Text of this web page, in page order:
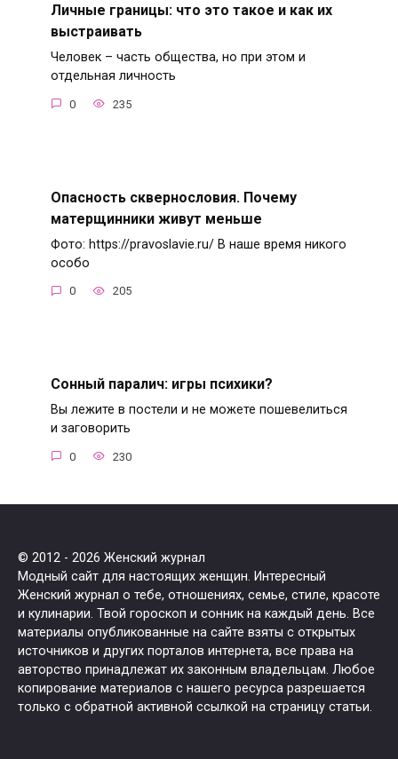
Личные границы: что это такое и как их
выстраивать
Человек – часть общества, но при этом и
отдельная личность
0 235
Опасность сквернословия. Почему
матерщинники живут меньше
Фото: https://pravoslavie.ru/ В наше время никого
особо
0 205
Сонный паралич: игры психики?
Вы лежите в постели и не можете пошевелиться
и заговорить
0 230
© 2012 - 2026 Женский журнал
Модный сайт для настоящих женщин. Интересный
Женский журнал о тебе, отношениях, семье, стиле, красоте
и кулинарии. Твой гороскоп и сонник на каждый день. Все
материалы опубликованные на сайте взяты с открытых
источников и других порталов интернета, все права на
авторство принадлежат их законным владельцам. Любое
копирование материалов с нашего ресурса разрешается
только с обратной активной ссылкой на страницу статьи.